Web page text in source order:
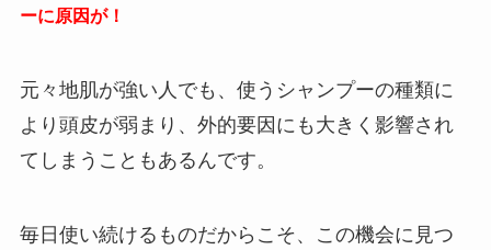
ーに原因が！
元々地肌が強い人でも、使うシャンプーの種類に
より頭皮が弱まり、外的要因にも大きく影響され
てしまうこともあるんです。
毎日使い続けるものだからこそ、この機会に見つ